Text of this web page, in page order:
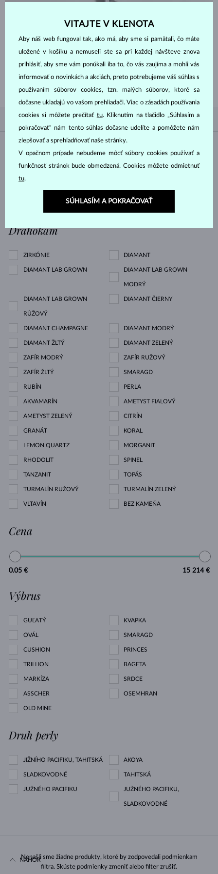
ZAČNITE TÝM NAJLEPŠÍM
Inšpirujte sa nedávno zakúpenými šperkami a nadčasovým klasickým
PODĽA OBĽÚBENOSTI
Materiál
CHIRURGICKÁ OCEĽ
Drahokam
ZIRKÓNIE DIAMANT
DIAMANT LAB GROWN DIAMANT LAB GROWN
MODRÝ
DIAMANT LAB GROWN
RŮŽOVÝ
DIAMANT ČIERNY
DIAMANT CHAMPAGNE DIAMANT MODRÝ
DIAMANT ŽLTÝ DIAMANT ZELENÝ
ZAFÍR MODRÝ ZAFÍR RUŽOVÝ
ZAFÍR ŽLTÝ SMARAGD
RUBÍN PERLA
AKVAMARÍN AMETYST FIALOVÝ
AMETYST ZELENÝ CITRÍN
GRANÁT KORAL
LEMON QUARTZ MORGANIT
RHODOLIT SPINEL
TANZANIT TOPÁS
TURMALÍN RUŽOVÝ TURMALÍN ZELENÝ
VLTAVÍN BEZ KAMEŇA
Cena
0.05 € 15 214 €
Výbrus
GUĽATÝ KVAPKA
OVÁL SMARAGD
CUSHION PRINCES
TRILLION BAGETA
MARKÍZA SRDCE
ASSCHER OSEMHRAN
OLD MINE
Druh perly
JIŽNÍHO PACIFIKU, TAHITSKÁ AKOYA
SLADKOVODNÉ TAHITSKÁ
JUŽNÉHO PACIFIKU JUŽNÉHO PACIFIKU,
SLADKOVODNÉ
Nenašli sme žiadne produkty, ktoré by zodpovedali podmienkam
filtra. Skúste podmienky zmeniť alebo filter zrušiť.
NAHOR
VITAJTE V KLENOTA
Aby náš web fungoval tak, ako má, aby sme si pamätali, čo máte
uložené v košíku a nemuseli ste sa pri každej návšteve znova
prihlásiť, aby sme vám ponúkali iba to, čo vás zaujíma a mohli vás
informovať o novinkách a akciách, preto potrebujeme váš súhlas s
používaním súborov cookies, tzn. malých súborov, ktoré sa
dočasne ukladajú vo vašom prehliadači. Viac o zásadách používania
cookies si môžete prečítať tu. Kliknutím na tlačidlo „Súhlasím a
pokračovať“ nám tento súhlas dočasne udelíte a pomôžete nám
zlepšovať a sprehľadňovať naše stránky.
V opačnom prípade nebudeme môcť súbory cookies používať a
funkčnosť stránok bude obmedzená. Cookies môžete odmietnuť
tu.
SÚHLASÍM A POKRAČOVAŤ